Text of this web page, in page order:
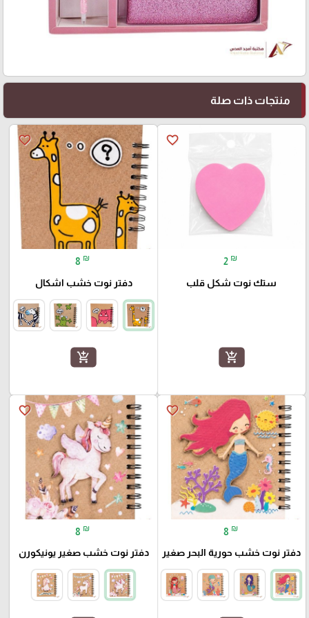
منتجات ذات صلة
favorite_border
2 ₪
ستك نوت شكل قلب
add_shopping_cart
favorite_border
8 ₪
دفتر نوت خشب اشكال
add_shopping_cart
favorite_border
8 ₪
دفتر نوت خشب حورية البحر صغير
favorite_border
8 ₪
دفتر نوت خشب صغير يونيكورن